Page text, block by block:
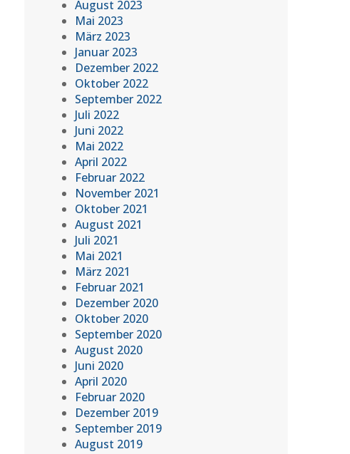
August 2023
Mai 2023
März 2023
Januar 2023
Dezember 2022
Oktober 2022
September 2022
Juli 2022
Juni 2022
Mai 2022
April 2022
Februar 2022
November 2021
Oktober 2021
August 2021
Juli 2021
Mai 2021
März 2021
Februar 2021
Dezember 2020
Oktober 2020
September 2020
August 2020
Juni 2020
April 2020
Februar 2020
Dezember 2019
September 2019
August 2019